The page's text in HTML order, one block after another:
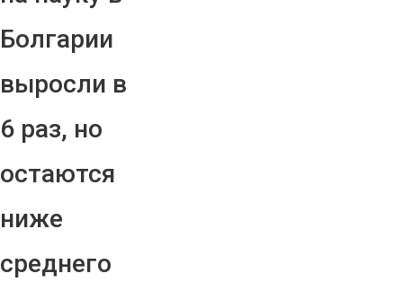
Болгарии
выросли в
6 раз, но
остаются
ниже
среднего